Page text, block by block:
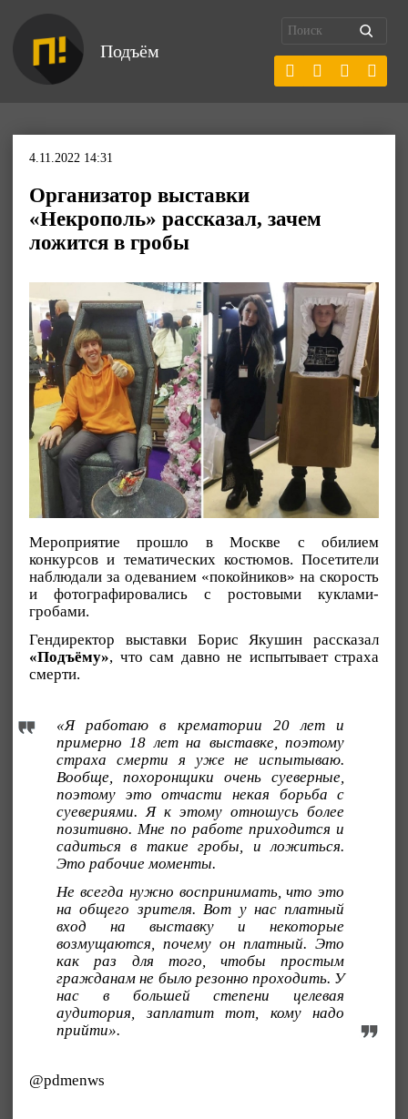
Подъём
4.11.2022 14:31
Организатор выставки
«Некрополь» рассказал, зачем
ложится в гробы
Мероприятие прошло в Москве с обилием
конкурсов и тематических костюмов. Посетители
наблюдали за одеванием «покойников» на скорость
и фотографировались с ростовыми куклами-
гробами.
Гендиректор выставки Борис Якушин рассказал
«Подъёму», что сам давно не испытывает страха
смерти.
«Я работаю в крематории 20 лет и
примерно 18 лет на выставке, поэтому
страха смерти я уже не испытываю.
Вообще, похоронщики очень суеверные,
поэтому это отчасти некая борьба с
суевериями. Я к этому отношусь более
позитивно. Мне по работе приходится и
садиться в такие гробы, и ложиться.
Это рабочие моменты.
Не всегда нужно воспринимать, что это
на общего зрителя. Вот у нас платный
вход на выставку и некоторые
возмущаются, почему он платный. Это
как раз для того, чтобы простым
гражданам не было резонно проходить. У
нас в большей степени целевая
аудитория, заплатит тот, кому надо
прийти».
@pdmenws